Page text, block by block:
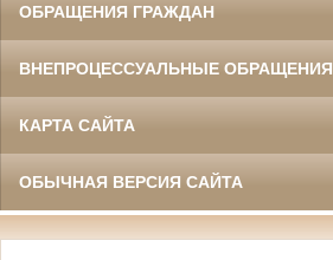
ОБРАЩЕНИЯ ГРАЖДАН
ВНЕПРОЦЕССУАЛЬНЫЕ ОБРАЩЕНИЯ
КАРТА САЙТА
ОБЫЧНАЯ ВЕРСИЯ САЙТА